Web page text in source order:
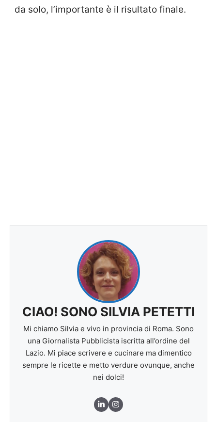
da solo, l’importante è il risultato finale.
CIAO! SONO SILVIA PETETTI
Mi chiamo Silvia e vivo in provincia di Roma. Sono
una Giornalista Pubblicista iscritta all’ordine del
Lazio. Mi piace scrivere e cucinare ma dimentico
sempre le ricette e metto verdure ovunque, anche
nei dolci!